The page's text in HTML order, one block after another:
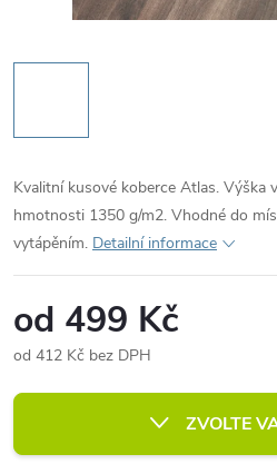
Kvalitní kusové koberce Atlas. Výška
hmotnosti 1350 g/m2. Vhodné do
vytápěním. Detailní informace
od 499 Kč
od 412 Kč bez DPH
cena:
ZVOLTE